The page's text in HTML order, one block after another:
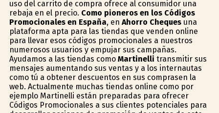
uso del carrito de compra ofrece al consumidor una
rebaja en el precio. Como pioneros en los Códigos
Promocionales en España, en Ahorro Chequesuna
plataforma apta para las tiendas que venden online
para llevar esos códigos promocionales a nuestros
numerosos usuarios y empujar sus campañas.
Ayudamos a las tiendas como Martinelli transmitir sus
mensajes aumentando sus ventas y a los internautas
como tú a obtener descuentos en sus comprasen la
web. Actualmente muchas tiendas online como por
ejemplo Martinelli están preparadas para ofrecer
Códigos Promocionales a sus clientes potenciales para